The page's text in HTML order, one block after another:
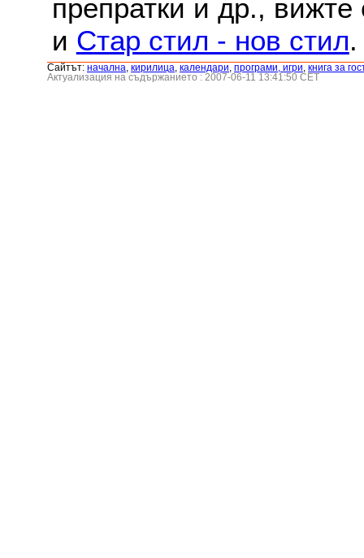
препратки и др.,
и Стар стил - нов стил.
Сайтът: началнa кирилица календари програми, игри книга за
Актуализация на съдържанието : 2007-06-11 13:41:50 CET